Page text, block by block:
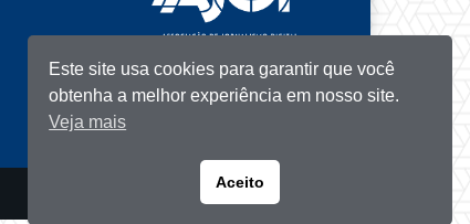
Portuguese
Este site usa cookies para garantir que você
obtenha a melhor experiência em nosso site.
Veja mais
Aceito